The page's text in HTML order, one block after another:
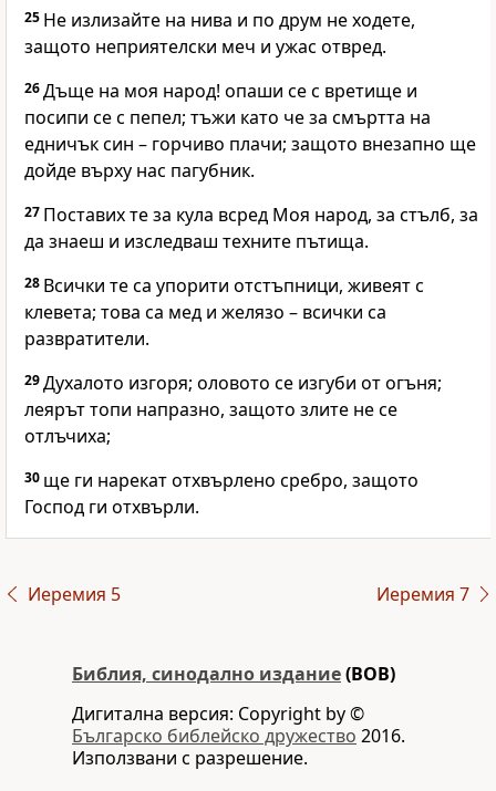
25 Не излизайте на нива и по друм не ходете,
защото неприятелски меч и ужас отвред.
26Дъще на моя народ! опаши се с вретище и
посипи се с пепел; тъжи като че за смъртта на
едничък син – горчиво плачи; защото внезапно ще
дойде върху нас пагубник.
27 Поставих те за кула всред Моя народ, за стълб, за
да знаеш и изследваш техните пътища.
28 Всички те са упорити отстъпници, живеят с
клевета; това са мед и желязо – всички са
развратители.
29Духалото изгоря; оловото се изгуби от огъня;
леярът топи напразно, защото злите не се
отлъчиха;
30 ще ги нарекат отхвърлено сребро, защото
Господ ги отхвърли.
Иеремия 5 Иеремия 7
Библия, синодално издание(BOB)
Дигитална версия: Copyright by ©
Българско библейско дружество 2016.
Използвани с разрешение.